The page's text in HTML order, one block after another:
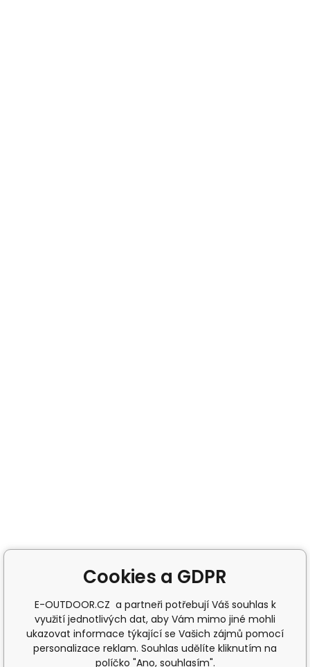
Cookies a GDPR
E-OUTDOOR.CZ a partneři potřebují Váš souhlas k
využití jednotlivých dat, aby Vám mimo jiné mohli
ukazovat informace týkající se Vašich zájmů pomocí
personalizace reklam. Souhlas udělíte kliknutím na
políčko "Ano, souhlasím".